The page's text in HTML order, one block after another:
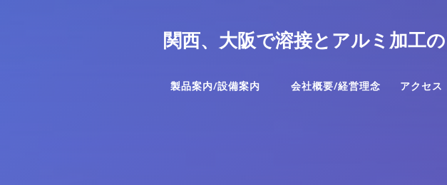
関西、大阪で溶接とアルミ加工
製品案内/設備案内 会社概要/経営理念 アクセス